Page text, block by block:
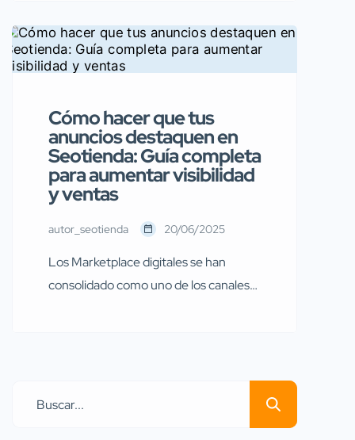
considerar. A menudo, nos dejamos
llevar por las opiniones de los demás, el
marketing brillante o incluso por la
siempre estamos eligiendo lo […]
Cómo hacer que tus
anuncios destaquen en
Seotienda: Guía completa
para aumentar visibilidad
y ventas
autor_seotienda 20/06/2025
Los Marketplace digitales se han
consolidado como uno de los canales
usuarios activos diariamente buscando